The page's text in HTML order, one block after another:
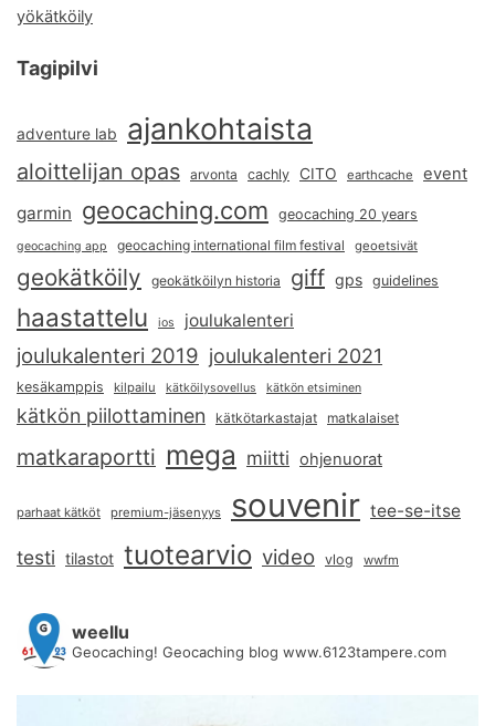
yökätköily
Tagipilvi
adventure lab ajankohtaista
aloittelijan opas arvonta cachly CITO earthcache event
garmin geocaching.com geocaching 20 years
geocaching app geocaching international film festival geoetsivät
geokätköily geokätköilyn historia giff gps guidelines
haastattelu ios joulukalenteri
joulukalenteri 2019 joulukalenteri 2021
kesäkamppis kilpailu kätköilysovellus kätkön etsiminen
kätkön piilottaminen kätkötarkastajat matkalaiset
matkaraportti mega miitti ohjenuorat
parhaat kätköt premium-jäsenyys souvenir tee-se-itse
testi tilastot tuotearvio video vlog wwfm
weellu
Geocaching! Geocaching blog www.6123tampere.com